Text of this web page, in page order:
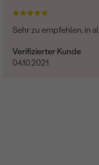
Sehr zu empfehlen, in
Verifizierter Kunde
04.10.2021